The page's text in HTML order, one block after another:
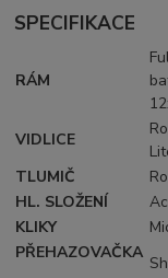
SPECIFIKACE
RÁM
VIDLICE
TLUMIČ
HL. SLOŽENÍ
KLIKY
PŘEHAZOVAČKA